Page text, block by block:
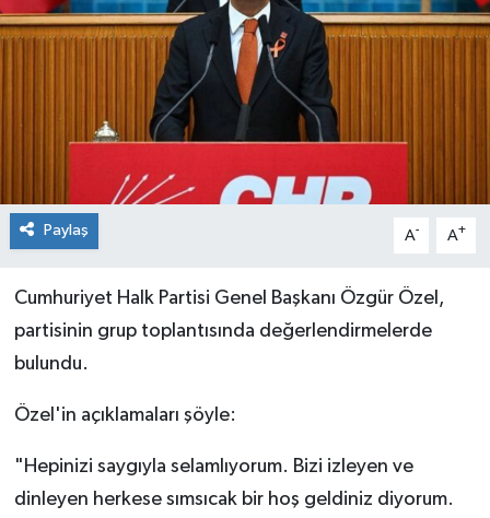
Paylaş A- A+
Cumhuriyet Halk Partisi Genel Başkanı Özgür Özel,
partisinin grup toplantısında değerlendirmelerde
bulundu.
Özel'in açıklamaları şöyle:
"Hepinizi saygıyla selamlıyorum. Bizi izleyen ve
dinleyen herkese sımsıcak bir hoş geldiniz diyorum.